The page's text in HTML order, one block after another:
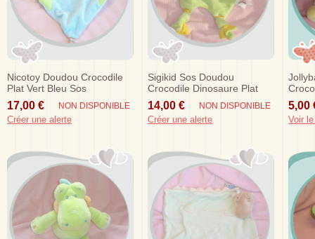
Nicotoy Doudou Crocodile
Plat Vert Bleu Sos
17,00 € NON DISPONIBLE
Créer une alerte
Sigikid Sos Doudou
Crocodile Dinosaure Plat
Vert Dentition
14,00 € NON DISPONIBLE
Créer une alerte
5,00
Voir